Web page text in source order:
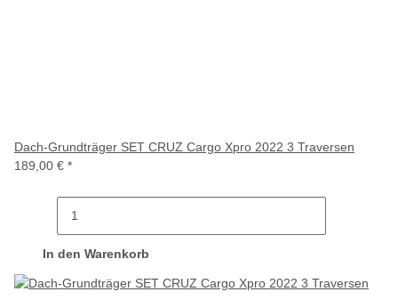
Dach-Grundträger SET CRUZ Cargo Xpro 2022 3 Traversen
189,00 € *
In den Warenkorb